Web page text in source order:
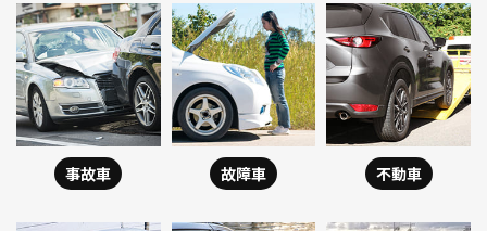
事故車 故障車 不動車